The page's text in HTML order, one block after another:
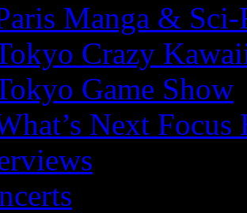
Manga &
Crazy
Game Show
Next